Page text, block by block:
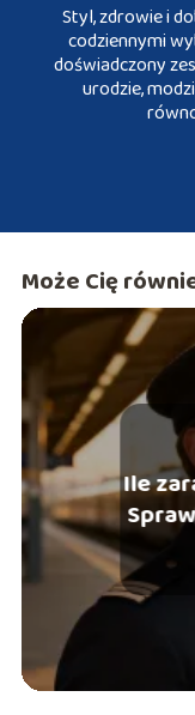
Styl, zdrowie i
codziennymi
doświadczony
urodzie,
Może Cię
Ile